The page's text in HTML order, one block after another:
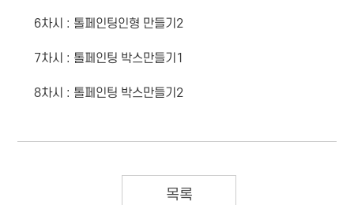
6차시 : 톨페인팅인형 만들기2
7차시 : 톨페인팅 박스만들기1
8차시 : 톨페인팅 박스만들기2
목록